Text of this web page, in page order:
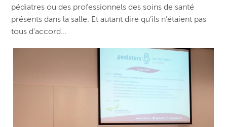
pédiatres ou des professionnels des soins de santé
présents dans la salle. Et autant dire qu’ils n’étaient pas
tous d’accord…